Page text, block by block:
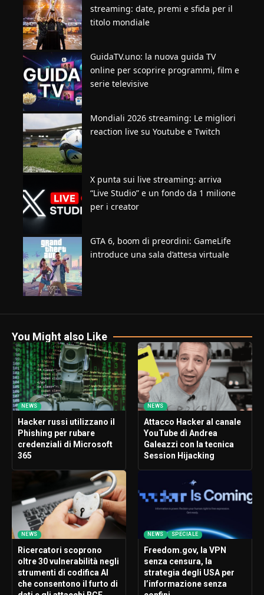
streaming: date, premi e sfida per il
titolo mondiale
GuidaTV.uno: la nuova guida TV
online per scoprire programmi, film e
serie televisive
Mondiali 2026 streaming: Le migliori
reaction live su Youtube e Twitch
X punta sui live streaming: arriva
“Live Studio” e un fondo da 1 milione
per i creator
GTA 6, boom di preordini: GameLife
introduce una sala d’attesa virtuale
You Might also Like
NEWS
Hacker russi utilizzano il
Phishing per rubare
credenziali di Microsoft
365
NEWS
Attacco Hacker al canale
YouTube di Andrea
Galeazzi con la tecnica
Session Hijacking
NEWS
Ricercatori scoprono
oltre 30 vulnerabilità negli
strumenti di codifica AI
che consentono il furto di
NEWS SPECIALE
Freedom.gov, la VPN
senza censura, la
strategia degli USA per
l’informazione senza